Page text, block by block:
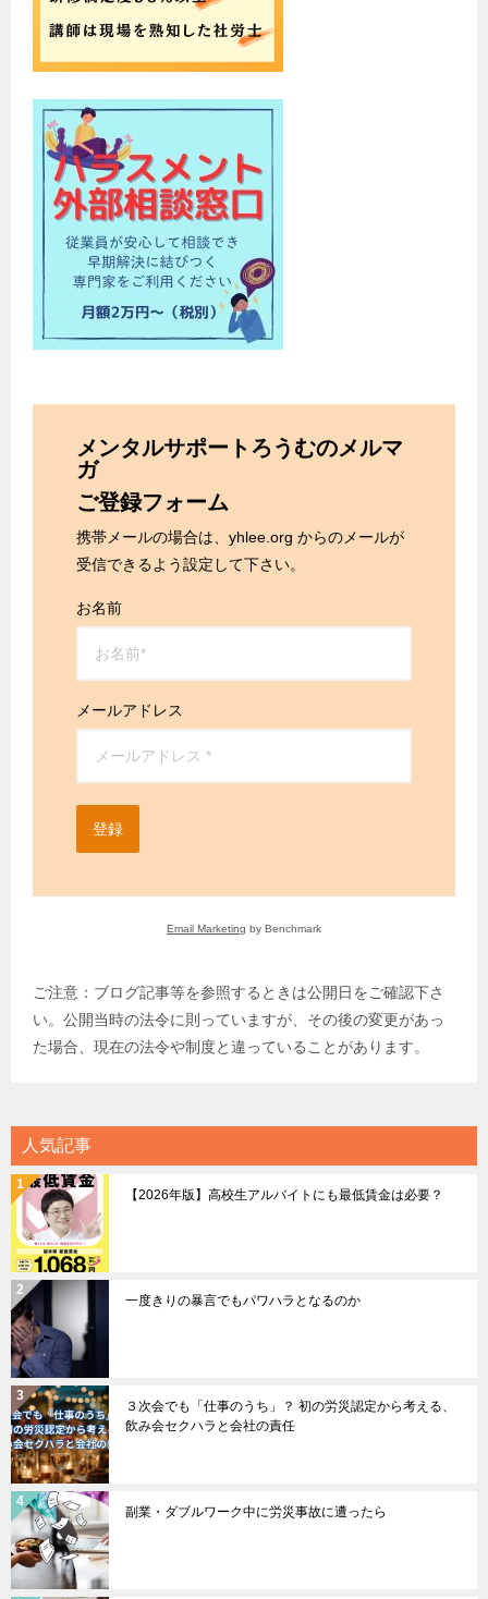
メンタルサポートろうむのメルマ
ガ
ご登録フォーム
携帯メールの場合は、yhlee.org からのメールが
受信できるよう設定して下さい。
お名前
メールアドレス
登録
Email Marketing by Benchmark
ご注意：ブログ記事等を参照するときは公開日をご確認下さ
い。公開当時の法令に則っていますが、その後の変更があっ
た場合、現在の法令や制度と違っていることがあります。
人気記事
【2026年版】高校生アルバイトにも最低賃金は必要？
一度きりの暴言でもパワハラとなるのか
３次会でも「仕事のうち」？ 初の労災認定から考える、
飲み会セクハラと会社の責任
副業・ダブルワーク中に労災事故に遭ったら